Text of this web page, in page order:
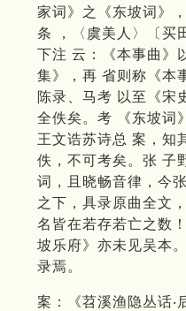
家词》之《东坡词》
条 ，〈虞美人〉〔买
下注 云：《本事曲》
集》，再 省则称《本
陈录、马考 以至《宋
全佚矣。考 《东坡词
王文诰苏诗总 案，知
佚，不可考矣。张 子
词，且晓畅音律，今
之下，具录原曲全文
名皆在若存若亡之数
坡乐府》亦未见吴本
录焉。
案：《苕溪渔隐丛话‧